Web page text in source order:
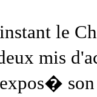
le
mis